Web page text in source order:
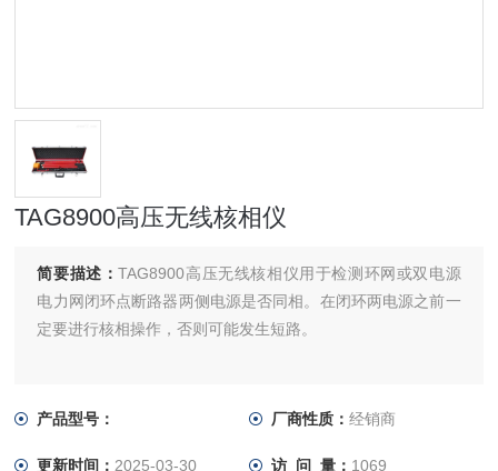
TAG8900高压无线核相仪
简要描述：TAG8900高压无线核相仪用于检测环网或双电源
电力网闭环点断路器两侧电源是否同相。在闭环两电源之前一
定要进行核相操作，否则可能发生短路。
产品型号： 厂商性质： 经销商
更新时间： 2025-03-30 访 问 量： 1069